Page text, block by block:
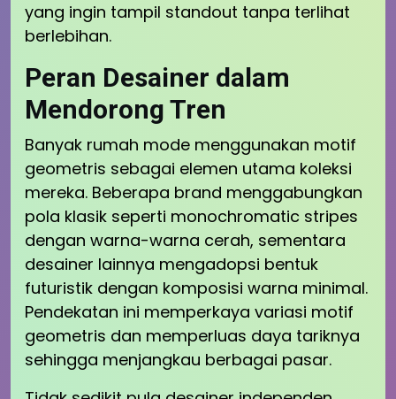
yang ingin tampil standout tanpa terlihat
berlebihan.
Peran Desainer dalam
Mendorong Tren
Banyak rumah mode menggunakan motif
geometris sebagai elemen utama koleksi
mereka. Beberapa brand menggabungkan
pola klasik seperti monochromatic stripes
dengan warna-warna cerah, sementara
desainer lainnya mengadopsi bentuk
futuristik dengan komposisi warna minimal.
Pendekatan ini memperkaya variasi motif
geometris dan memperluas daya tariknya
sehingga menjangkau berbagai pasar.